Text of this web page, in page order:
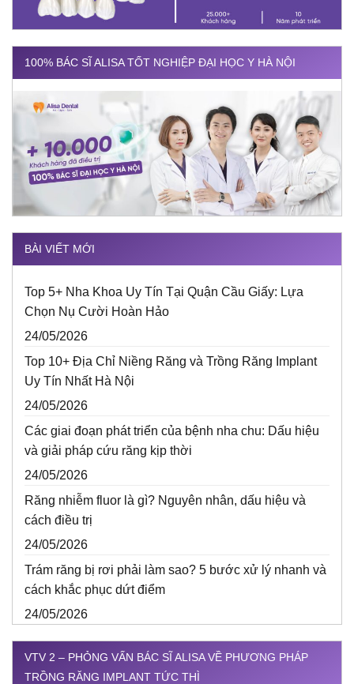
100% BÁC SĨ ALISA TỐT NGHIỆP ĐẠI HỌC Y HÀ NỘI
BÀI VIẾT MỚI
Top 5+ Nha Khoa Uy Tín Tại Quận Cầu Giấy: Lựa
Chọn Nụ Cười Hoàn Hảo
24/05/2026
Top 10+ Địa Chỉ Niềng Răng và Trồng Răng Implant
Uy Tín Nhất Hà Nội
24/05/2026
Các giai đoạn phát triển của bệnh nha chu: Dấu hiệu
và giải pháp cứu răng kịp thời
24/05/2026
Răng nhiễm fluor là gì? Nguyên nhân, dấu hiệu và
cách điều trị
24/05/2026
Trám răng bị rơi phải làm sao? 5 bước xử lý nhanh và
cách khắc phục dứt điểm
24/05/2026
VTV 2 – PHỎNG VẤN BÁC SĨ ALISA VỀ PHƯƠNG PHÁP
TRỒNG RĂNG IMPLANT TỨC THÌ